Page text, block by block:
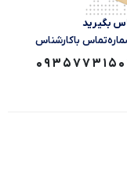
بگیرید
با‌کارشناس